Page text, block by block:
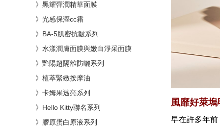
》黑耀彈潤精華面膜
》光感保溼cc霜
》BA-5肌密抗皺系列
》水漾潤膚面膜與嫩白淨采面膜
》艷陽超隔離防曬系列
》植萃緊緻按摩油
》卡姆果透亮系列
》Hello Kitty聯名系列
》膠原蛋白原液系列
風靡好萊
早在許多年